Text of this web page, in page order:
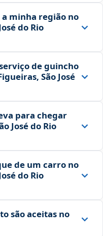
minha região no
do Rio
de guincho
São José
para chegar
José do Rio
de um carro no
do Rio
são aceitas no